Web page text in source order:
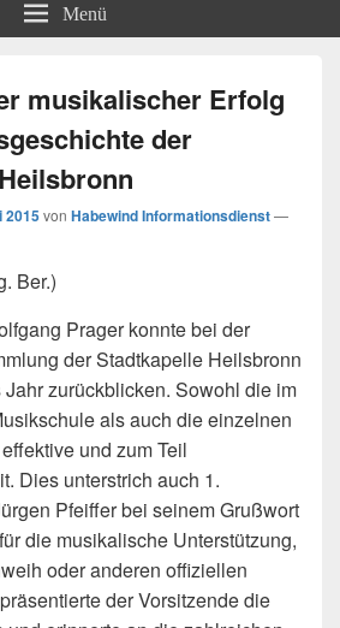
Menü
musikalischer Erfolg
der
2015von Habewind Informationsdienst—
Ber.)
Prager konnte bei der
der Stadtkapelle Heilsbronn
zurückblicken. Sowohl die im
als auch die einzelnen
und zum Teil
Dies unterstrich auch 1.
Pfeiffer bei seinem Grußwort
die musikalische Unterstützung,
oder anderen offiziellen
der Vorsitzende die